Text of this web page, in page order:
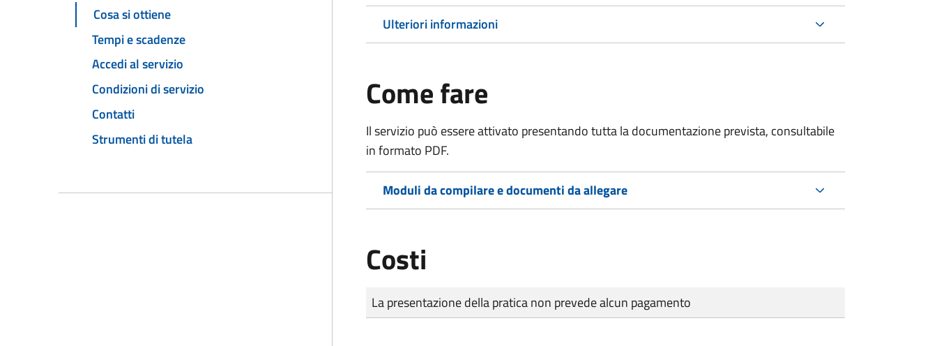
Cosa si ottiene
Tempi e scadenze
Accedi al servizio
Condizioni di servizio
Contatti
Strumenti di tutela
Ulteriori informazioni
Come fare
Il servizio può essere attivato presentando tutta la documentazione prevista, consultabile
in formato PDF.
Moduli da compilare e documenti da allegare
Costi
Tipo di pagamento
Importo
La presentazione della pratica non prevede alcun pagamento